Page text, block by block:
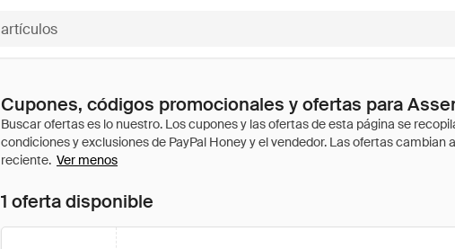
Cupones, códigos promocionales y ofertas para
Ver menos
1 oferta disponible